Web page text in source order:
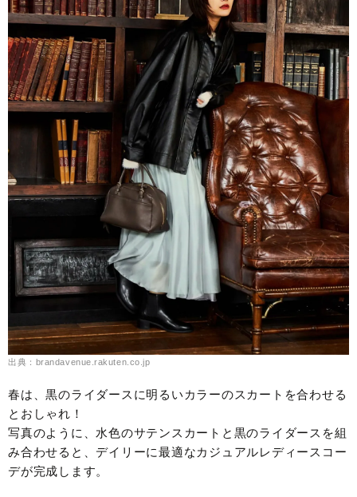
出典：brandavenue.rakuten.co.jp
春は、黒のライダースに明るいカラーのスカートを合わせる
とおしゃれ！
写真のように、水色のサテンスカートと黒のライダースを組
み合わせると、デイリーに最適なカジュアルレディースコー
デが完成します。